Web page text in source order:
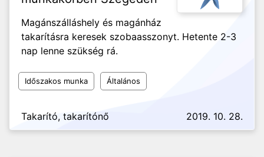
Magánszálláshely és magánház
takarításra keresek szobaasszonyt. Hetente 2-3
nap lenne szükség rá.
Időszakos munka Általános
Takarító, takarítónő 2019. 10. 28.